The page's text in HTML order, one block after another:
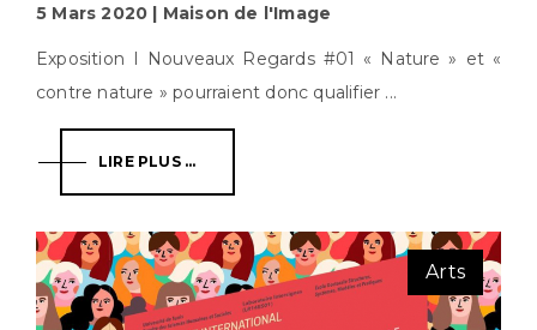
5 Mars 2020 | Maison de l'Image
Exposition I Nouveaux Regards #01 « Nature » et «
contre nature » pourraient donc qualifier ...
LIRE PLUS ...
Arts